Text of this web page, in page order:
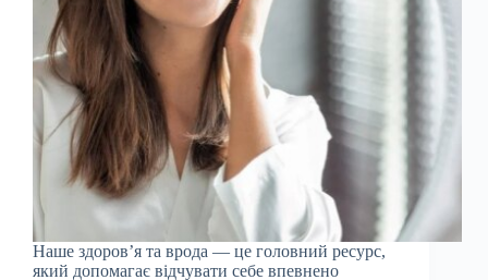
Наше здоров’я та врода — це головний ресурс,
який допомагає відчувати себе впевнено